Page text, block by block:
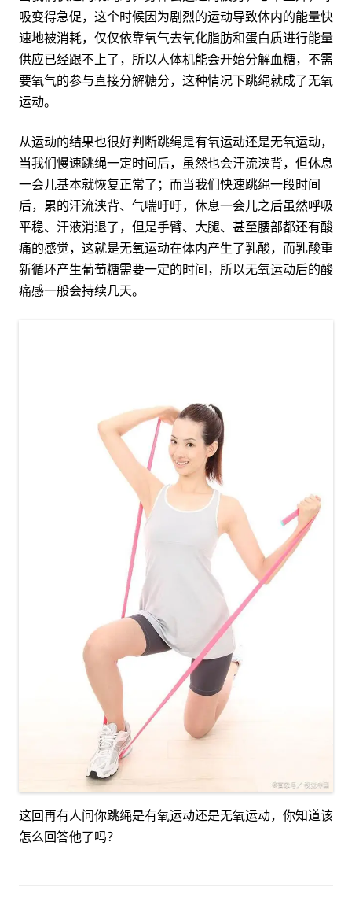
吸变得急促，这个时候因为剧烈的运动导致体内的能量快
速地被消耗，仅仅依靠氧气去氧化脂肪和蛋白质进行能量
供应已经跟不上了，所以人体机能会开始分解血糖，不需
要氧气的参与直接分解糖分，这种情况下跳绳就成了无氧
运动。
从运动的结果也很好判断跳绳是有氧运动还是无氧运动，
当我们慢速跳绳一定时间后，虽然也会汗流浃背，但休息
一会儿基本就恢复正常了；而当我们快速跳绳一段时间
后，累的汗流浃背、气喘吁吁，休息一会儿之后虽然呼吸
平稳、汗液消退了，但是手臂、大腿、甚至腰部都还有酸
痛的感觉，这就是无氧运动在体内产生了乳酸，而乳酸重
新循环产生葡萄糖需要一定的时间，所以无氧运动后的酸
痛感一般会持续几天。
这回再有人问你跳绳是有氧运动还是无氧运动，你知道该
怎么回答他了吗？